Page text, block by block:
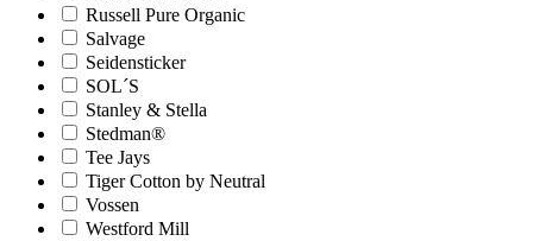
Russell Pure Organic
Salvage
Seidensticker
SOL´S
Stanley & Stella
Stedman®
Tee Jays
Tiger Cotton by Neutral
Vossen
Westford Mill